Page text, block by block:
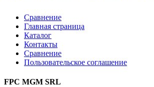
Сравнение
Главная страница
Каталог
Контакты
Сравнение
Пользовательское соглашение
FPC MGM SRL